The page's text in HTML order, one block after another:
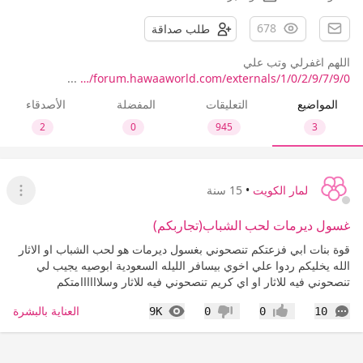
678 طلب صداقة
اللهم اغفرلي وتب علي
forum.hawaaworld.com/externals/1/0/2/9/7/9/0/…
...
المواضيع
3
التعليقات
945
المفضلة
0
الأصدقاء
2
لمار الكويت • 15 سنة
عرض
غسول ديرمات لحب الشباب(تجاربكم)
قوة بنات ابي فزعتكم تنصحوني بغسول ديرمات هو لحب الشباب او الاثار
الله يخليكم ردوا علي اخوي بيسافر الليله السعودية ابوصيه يجيب لي
تنصحوني فيه للاثار او اي كريم تنصحوني فيه للاثار وسلاااااامتكم
10
التعليقات إعجاب0 عدم إعجاب
0
9K
المشاهدات العناية بالبشرة